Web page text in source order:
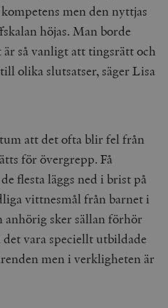
men den nyttjas
höjas. Man borde
så vanligt att tingsrätt och
olika slutsatser, säger Lisa
att det ofta blir fel från
för övergrepp. Få
flesta läggs ned i brist på
vittnesmål från barnet i
sker sällan förhör
vara speciellt utbildade
men i verkligheten är